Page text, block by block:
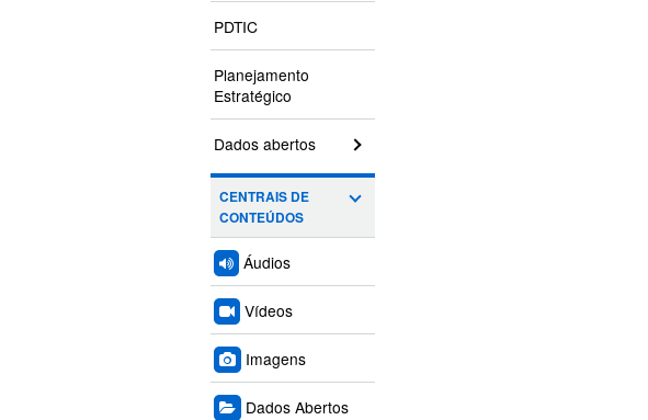
PDTIC
Planejamento
Estratégico
Dados abertos
CENTRAIS DE
CONTEÚDOS
Áudios
Vídeos
Imagens
Dados Abertos